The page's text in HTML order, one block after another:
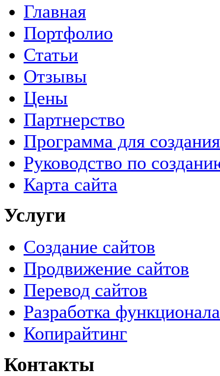
Главная
Портфолио
Статьи
Отзывы
Цены
Партнерство
Программа для
Руководство по
Карта сайта
Услуги
Создание сайтов
Продвижение сайтов
Перевод сайтов
Разработка функционала
Копирайтинг
Контакты